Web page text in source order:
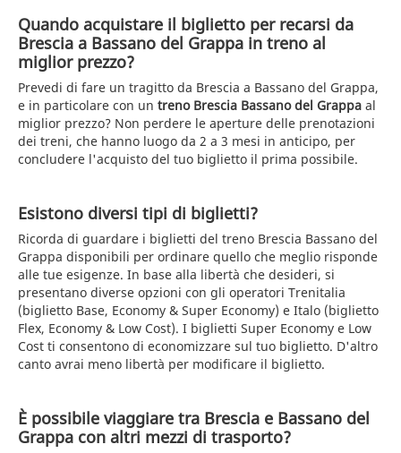
Quando acquistare il biglietto per recarsi da
Brescia a Bassano del Grappa in treno al
miglior prezzo?
Prevedi di fare un tragitto da Brescia a Bassano del Grappa,
e in particolare con un treno Brescia Bassano del Grappa al
miglior prezzo? Non perdere le aperture delle prenotazioni
dei treni, che hanno luogo da 2 a 3 mesi in anticipo, per
concludere l'acquisto del tuo biglietto il prima possibile.
Esistono diversi tipi di biglietti?
Ricorda di guardare i biglietti del treno Brescia Bassano del
Grappa disponibili per ordinare quello che meglio risponde
alle tue esigenze. In base alla libertà che desideri, si
presentano diverse opzioni con gli operatori Trenitalia
(biglietto Base, Economy & Super Economy) e Italo (biglietto
Flex, Economy & Low Cost). I biglietti Super Economy e Low
Cost ti consentono di economizzare sul tuo biglietto. D'altro
canto avrai meno libertà per modificare il biglietto.
È possibile viaggiare tra Brescia e Bassano del
Grappa con altri mezzi di trasporto?